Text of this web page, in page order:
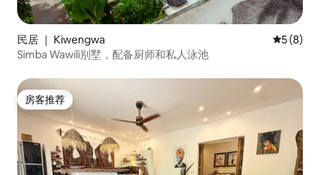
民居 ｜ Kiwengwa 平均评分
5 (8)
Simba Wawili别墅，配备厨师和私人泳池
房客推荐
房客推荐